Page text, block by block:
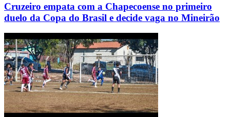
Cruzeiro empata com a Chapecoense no primeiro
duelo da Copa do Brasil e decide vaga no Mineirão